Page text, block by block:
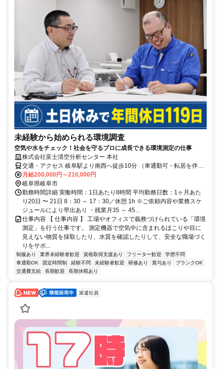
未経験から始められる環境調査
空気や水をチェック！社会を守るプロに成長できる環境測定の仕事
株式会社富士清空分析センター 本社
交通・アクセス 岐阜駅より南西へ徒歩10分 （車通勤可・転居を伴う
転勤なし）
月給200,000円～210,000円
岐阜県岐阜市
勤務時間詳細 実働時間：1日あたり8時間 平均勤務日数：1ヶ月あた
り20日 〜 21日 8：30 ～ 17：30／休憩 1h ※ご依頼内容や業務スケ
ジュールにより早出あり ・残業月35 ～ 45...
仕事内容 【 仕事内容 】 工場やオフィスで義務づけられている「環境
測定」を行う仕事です。 測定機器で空気中に含まれるほこりや目に
見えない物質を採取したり、水質を確認したりして、安全な職場づく
りをサポ...
制服あり 業界未経験者歓迎 資格取得支援あり フリーター歓迎
学歴不問
車通勤OK
固定時間制 経験不問 未経験者歓迎 研修あり 賞与あり
ブランクOK
交通費支給
長期歓迎 長期休暇あり
派遣社員